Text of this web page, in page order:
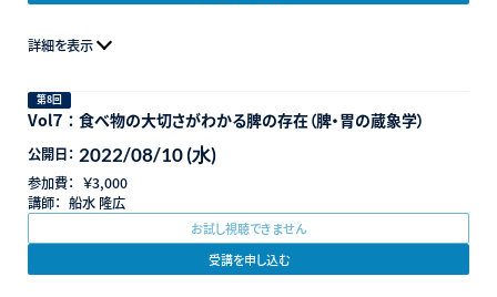
詳細を表示
第8回
Vol７ ： 食べ物の大切さがわかる脾の存在（脾・胃の蔵象学）
公開日： 2022/08/10 (水)
参加費： ￥3,000
講師： 船水 隆広
お試し視聴できません
受講を申し込む